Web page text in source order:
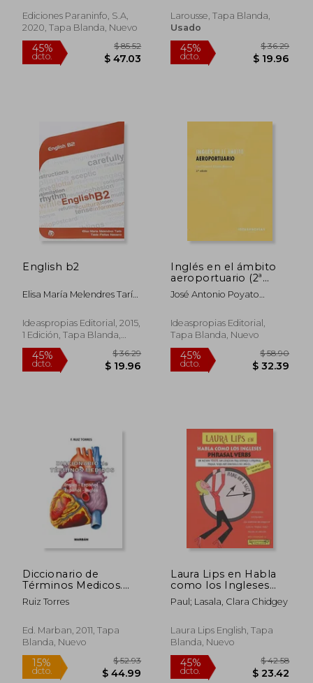
$ 33.46 dcto.
Garc&Iacute;A
Ediciones Paraninfo, S.A,
2020, Tapa Blanda, Nuevo
Larousse, Tapa Blanda,
Usado
English b2
Elisa María Melendres Tarín
Ideaspropias Editorial, 2015,
1 Edición, Tapa Blanda,
Usado
Inglés en el ámbito
aeroportuario (2ª
edición) (Transporte y
mantenimiento de
José Antonio Poyato
Ideaspropias Editorial,
Tapa Blanda, Nuevo
Diccionario de
Términos Medicos.
Ingles-Español.
Español-Ingles
Ruiz Torres
Ed. Marban, 2011, Tapa
Blanda, Nuevo
Laura Lips en Habla
como los Ingleses
"Phrasal Verbs" B1 -
NÂº1: El caso de la
Paul; Lasala, Clara Chidgey
Laura Lips English, Tapa
Blanda, Nuevo